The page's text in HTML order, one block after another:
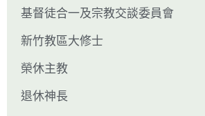
基督徒合一及宗教交談委員會
新竹教區大修士
榮休主教
退休神長